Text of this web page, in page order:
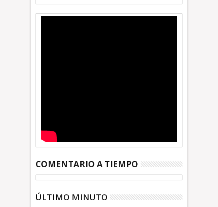
COMENTARIO A TIEMPO
ÚLTIMO MINUTO